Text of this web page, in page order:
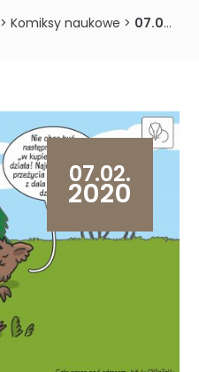
>Komiksy naukowe > 07.02.2020 Komiks naukowy o czynnikach występowania ASF
07.02.
2020